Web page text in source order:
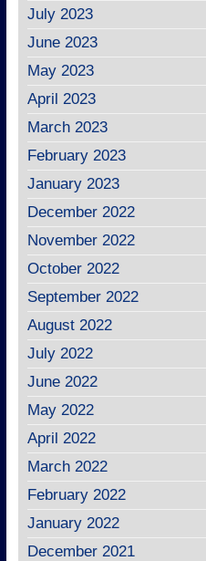
July 2023
June 2023
May 2023
April 2023
March 2023
February 2023
January 2023
December 2022
November 2022
October 2022
September 2022
August 2022
July 2022
June 2022
May 2022
April 2022
March 2022
February 2022
January 2022
December 2021